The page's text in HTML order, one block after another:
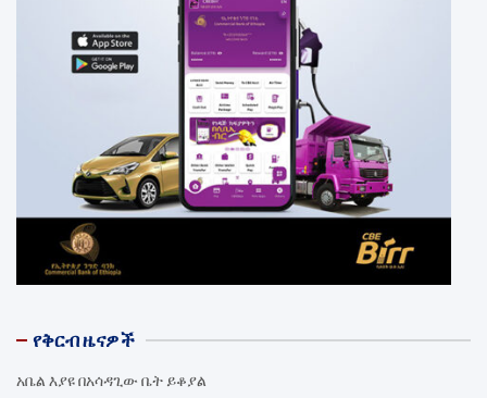
የቅርብ ዜናዎች
አቤል እያዩ በአሳዳጊው ቤት ይቆያል